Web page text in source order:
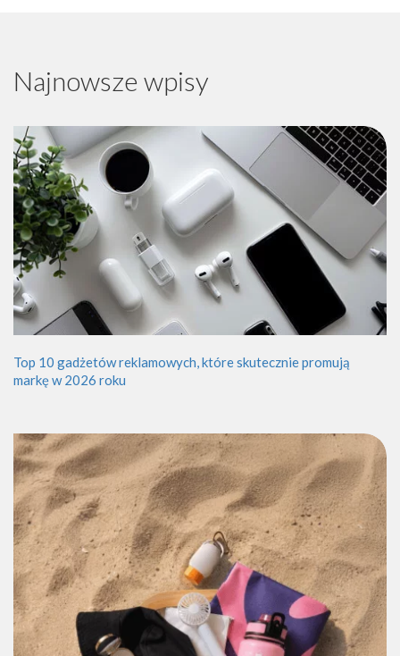
Najnowsze wpisy
Top 10 gadżetów reklamowych, które skutecznie promują
markę w 2026 roku